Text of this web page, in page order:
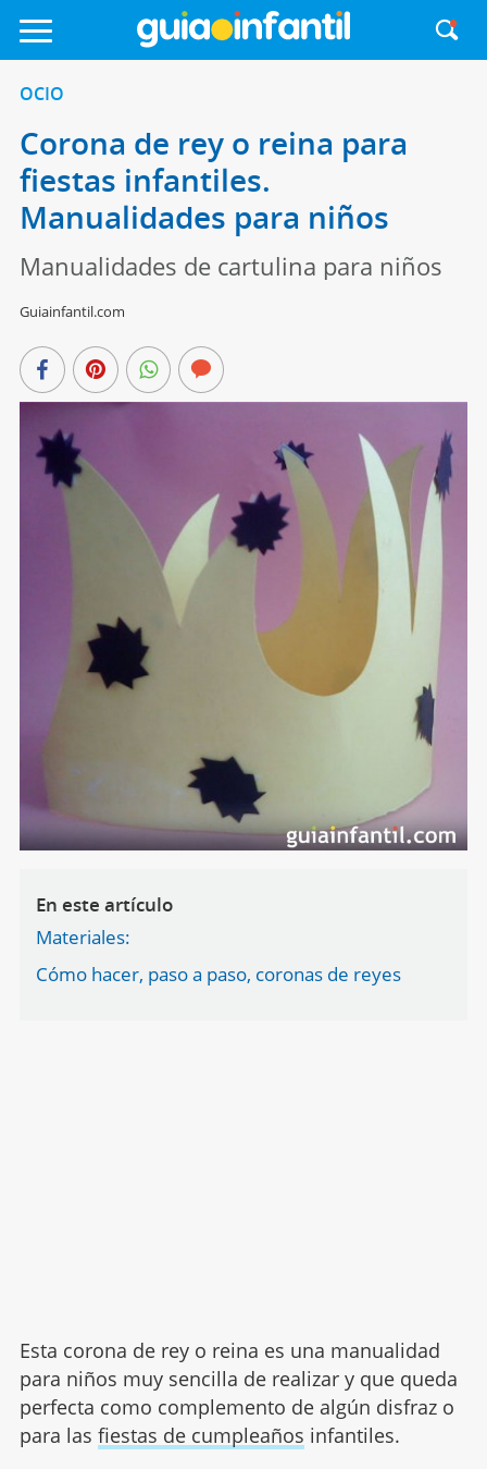
OCIO
Corona de rey o reina para
fiestas infantiles.
Manualidades para niños
Manualidades de cartulina para niños
Guiainfantil.com
En este artículo
Materiales:
Cómo hacer, paso a paso, coronas de reyes
Esta corona de rey o reina es una manualidad
para niños muy sencilla de realizar y que queda
perfecta como complemento de algún disfraz o
para las fiestas de cumpleaños infantiles.